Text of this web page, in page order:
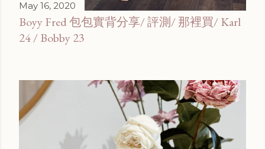
May 16, 2020
Boyy Fred 包包實背分享/ 評測/ 那裡買/ Karl
24 / Bobby 23